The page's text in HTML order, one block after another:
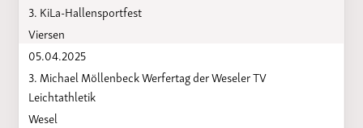
3. KiLa-Hallensportfest
Viersen
05.04.2025
3. Michael Möllenbeck Werfertag der Weseler TV
Leichtathletik
Wesel